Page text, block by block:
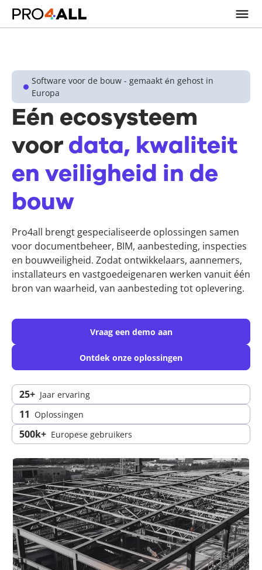
Software voor de bouw - gemaakt én gehost in
Europa
Eén ecosysteem
voordata, kwaliteit
en veiligheid in de
bouw
Pro4all brengt gespecialiseerde oplossingen samen
voor documentbeheer, BIM, aanbesteding, inspecties
en bouwveiligheid. Zodat ontwikkelaars, aannemers,
installateurs en vastgoedeigenaren werken vanuit één
bron van waarheid, van aanbesteding tot oplevering.
Vraag een demo aan
Ontdek onze oplossingen
25+ Jaar ervaring
11 Oplossingen
500k+ Europese gebruikers